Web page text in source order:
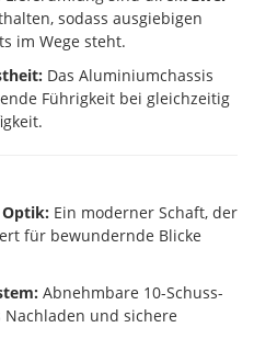
sodass ausgiebigen
im Wege steht.
Das Aluminiumchassis
Führigkeit bei gleichzeitig
Optik: Ein moderner Schaft, der
für bewundernde Blicke
Abnehmbare 10-Schuss-
und sichere